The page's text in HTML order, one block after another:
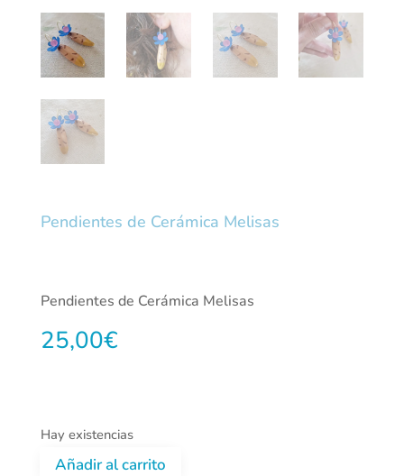
Pendientes de Cerámica Melisas
25,00€
Pendientes de Cerámica Melisas
Hay existencias
Añadir al carrito